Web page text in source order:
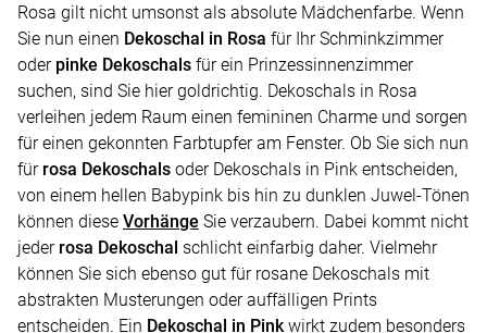
Rosa gilt nicht umsonst als absolute Mädchenfarbe. Wenn
Sie nun einen Dekoschal in Rosa für Ihr Schminkzimmer
oder pinke Dekoschals für ein Prinzessinnenzimmer
suchen, sind Sie hier goldrichtig. Dekoschals in Rosa
verleihen jedem Raum einen femininen Charme und sorgen
für einen gekonnten Farbtupfer am Fenster. Ob Sie sich nun
für rosa Dekoschals oder Dekoschals in Pink entscheiden,
von einem hellen Babypink bis hin zu dunklen Juwel-Tönen
können diese Vorhänge Sie verzaubern. Dabei kommt nicht
jeder rosa Dekoschal schlicht einfarbig daher. Vielmehr
können Sie sich ebenso gut für rosane Dekoschals mit
abstrakten Musterungen oder auffälligen Prints
entscheiden. Ein Dekoschal in Pink wirkt zudem besonders